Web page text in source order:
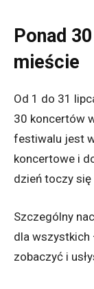
Ponad
mieście
Od 1 do 31
30 koncertów
festiwalu jest
koncertowe i
dzień toczy
Szczególny
dla wszystkich
zobaczyć i